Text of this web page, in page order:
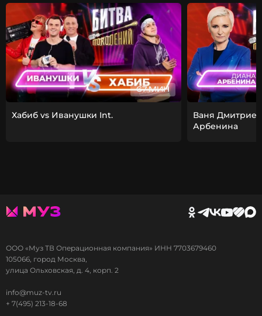
67 МИН
Хабиб vs Иванушки Int.
Ваня
Арбенина
ООО «Муз ТВ Операционная компания» ИНН 7703679460
105066, город Москва,
улица Ольховская, д. 4, корп. 2
info@muz-tv.ru
+ 7(495) 213-18-68